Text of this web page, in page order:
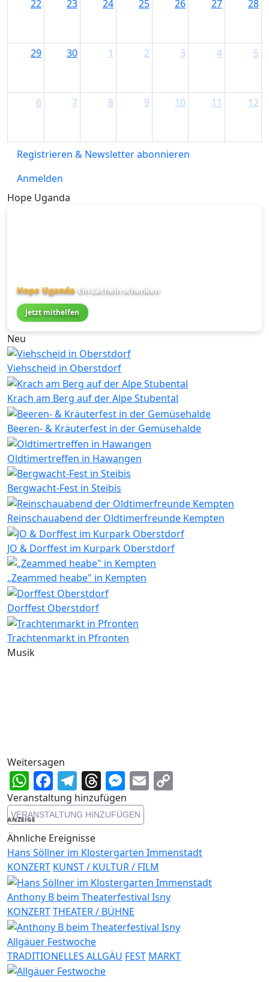
22 23 24 25 26 27 28
29 30 1 2 3 4 5
6 7 8 9 10 11 12
Registrieren & Newsletter abonnieren
Anmelden
Hope Uganda
Hope Uganda Ein Lächeln schenken
Jetzt mithelfen
Neu
Viehscheid in Oberstdorf
Krach am Berg auf der Alpe Stubental
Beeren- & Kräuterfest in der Gemüsehalde
Oldtimertreffen in Hawangen
Bergwacht-Fest in Steibis
Reinschauabend der Oldtimerfreunde Kempten
JO & Dorffest im Kurpark Oberstdorf
„Zeammed heabe" in Kempten
Dorffest Oberstdorf
Trachtenmarkt in Pfronten
Musik
Weitersagen
WhatsApp
Facebook
Telegram
Threads
Messenger
Email
Veranstaltung hinzufügen
VERANSTALTUNG HINZUFÜGEN
ANZEIGE
Ähnliche Ereignisse
Hans Söllner im Klostergarten Immenstadt
KONZERT KUNST / KULTUR / FILM
Anthony B beim Theaterfestival Isny
KONZERTTHEATER / BÜHNE
Allgäuer Festwoche
TRADITIONELLES ALLGÄU FEST MARKT